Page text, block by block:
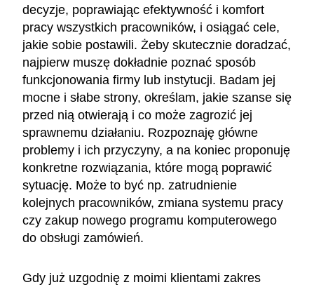
decyzje, poprawiając efektywność i komfort
pracy wszystkich pracowników, i osiągać cele,
jakie sobie postawili. Żeby skutecznie doradzać,
najpierw muszę dokładnie poznać sposób
funkcjonowania firmy lub instytucji. Badam jej
mocne i słabe strony, określam, jakie szanse się
przed nią otwierają i co może zagrozić jej
sprawnemu działaniu. Rozpoznaję główne
problemy i ich przyczyny, a na koniec proponuję
konkretne rozwiązania, które mogą poprawić
sytuację. Może to być np. zatrudnienie
kolejnych pracowników, zmiana systemu pracy
czy zakup nowego programu komputerowego
do obsługi zamówień.
Gdy już uzgodnię z moimi klientami zakres